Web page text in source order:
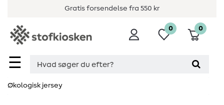
Gratis forsendelse fra 550 kr
☰
0 0
Økologisk jersey